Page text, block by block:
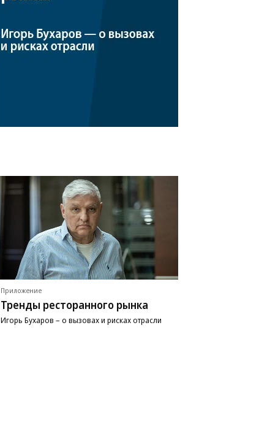
Приложение
Тренды ресторанного рынка
Игорь Бухаров – о вызовах и рисках отрасли